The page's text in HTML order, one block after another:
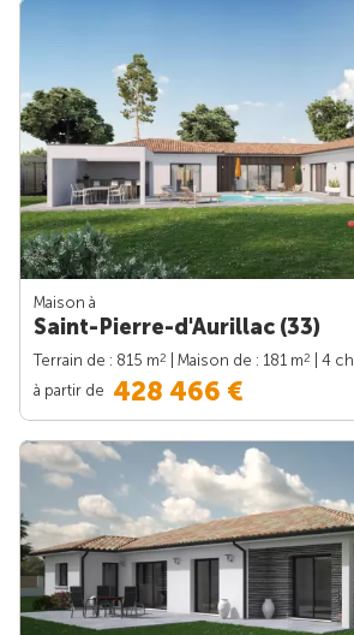
Maison à
Saint-Pierre-d'Aurillac (33)
Terrain de : 815 m2 | Maison de : 181 m2
| 4 ch.
à partir de 428 466 €